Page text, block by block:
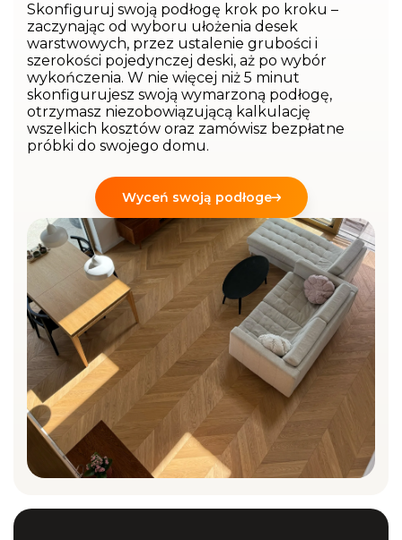
Skonfiguruj swoją podłogę krok po kroku –
zaczynając od wyboru ułożenia desek
warstwowych, przez ustalenie grubości i
szerokości pojedynczej deski, aż po wybór
wykończenia. W nie więcej niż 5 minut
skonfigurujesz swoją wymarzoną podłogę,
otrzymasz niezobowiązującą kalkulację
wszelkich kosztów oraz zamówisz bezpłatne
próbki do swojego domu.
Wyceń swoją podłoge